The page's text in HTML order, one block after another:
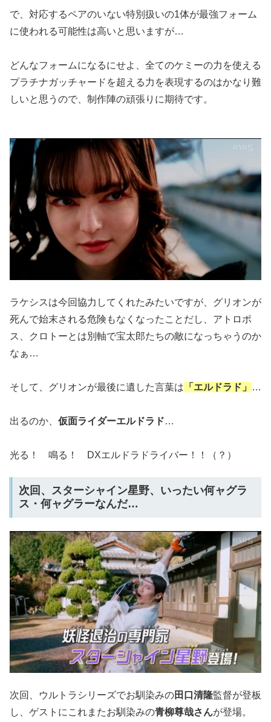
で、対応するペアのいない特別扱いの1体が最強フォーム
に使われる可能性は高いと思いますが…
どんなフォームになるにせよ、全てのケミーの力を使える
プラチナガッチャードを超える力を表現するのはかなり難
しいと思うので、制作陣の頑張りに期待です。
ラケシスは今回協力してくれたみたいですが、グリオンが
死んで始末される危険もなくなったことだし、アトロポ
ス、クロトーとは別軸で宝太郎たちの敵になっちゃうのか
なぁ…
そして、グリオンが最後に遺した言葉は 「エルドラド」 …
出るのか、 仮面ライダーエルドラド…
光る！ 鳴る！ DXエルドラドライバー！！（？）
次回、スターシャイン星野、いったい何ャグラ
ス・何ャグラーなんだ…
次回、ウルトラシリーズでお馴染みの田口清隆監督が登板
し、ゲストにこれまたお馴染みの青柳尊哉さんが登場。